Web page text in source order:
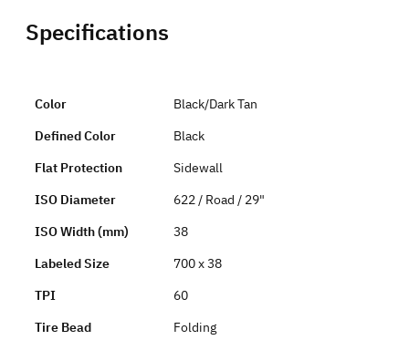
Specifications
Color
Black/Dark Tan
Defined Color
Black
Flat Protection
Sidewall
ISO Diameter
622 / Road / 29"
ISO Width (mm)
38
Labeled Size
700 x 38
TPI
60
Tire Bead
Folding